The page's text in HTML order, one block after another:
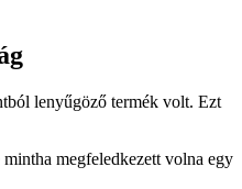
lenyűgöző termék volt. Ezt
megfeledkezett volna egy